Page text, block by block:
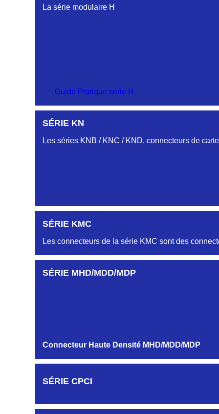
La série modulaire H
Guide Pratique série H
SÉRIE KN
Les séries KNB / KNC / KND, connecteurs de
SÉRIE KMC
Les connecteurs de la série KMC sont des
SÉRIE MHD/MDD/MDP
Connecteur Haute Densité MHD/MDD/MDP
SÉRIE CPCI